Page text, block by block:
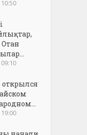
Отан
открылся